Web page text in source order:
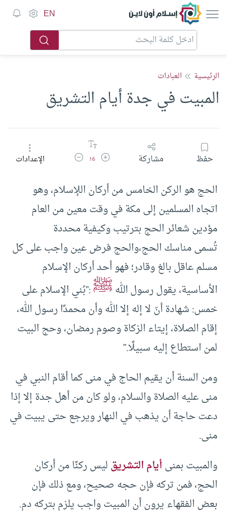
إسلام أون لاين EN
الرئيسية العبادات
المبيت في جدة أيام التشريق
حفظ مشاركة زيادة حجم الخط
16 تقليل حجم الخطالإعدادات
الحج هو الركن الخامس من أركان اللإسلام، وهو
اتجاه المسلمين إلى مكة في وقت معين من العام
مؤدين شعائر الحج بترتيب وكيفية محددة
تُسمى مناسك الحج،والحج فرض عين واجب على كل
مسلم عاقل بالغ وقادر؛ فهو أحد أركان الإسلام
الأساسية، يقول رسول اللهﷺ:”بُني الإسلام على
خمس: شهادة أنّ لا إله إلا الله وأن محمدًا رسول الله،
إقام الصلاة، إيتاء الزكاة وصوم رمضان، وحج البيت
لمن استطاع إليه سبيلًا.”
ومن السنة أن يقيم الحاج في منى كما أقام النبي في
منى عليه الصلاة والسلام، ولو كان من أهل جدة إلا إذا
دعت حاجة أن يذهب في النهار ويرجع حتى يبيت في
منى.
والمبيت بمنىأيام التشريقليس ركنًا من أركان
الحج، فمن تركه فإن حجه صحيح، ومع ذلك فإن
بعض الفقهاء يرون أن المبيت واجب يلزم بتركه دم.